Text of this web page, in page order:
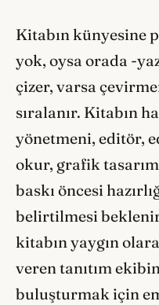
Kitabın künyesine
yok, oysa orada -
çizer, varsa
sıralanır. Kitabın
yönetmeni, editör,
okur, grafik
baskı öncesi
belirtilmesi
kitabın yaygın
veren tanıtım
buluşturmak için